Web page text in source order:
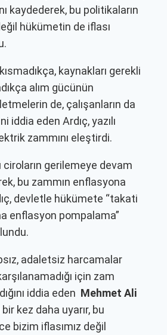
kaydederek, bu politikaların
hükümetin de iflası
kaynakları gerekli
alım gücünün
de, çalışanların da
iddia eden Ardıç, yazılı
zammını eleştirdi.
ciroların gerilemeye devam
bu zammın enflasyona
devletle hükümete “takati
enflasyon pompalama”
adaletsiz harcamalar
için zam
iddia eden Mehmet Ali
kez daha uyarır, bu
bizim iflasımız değil